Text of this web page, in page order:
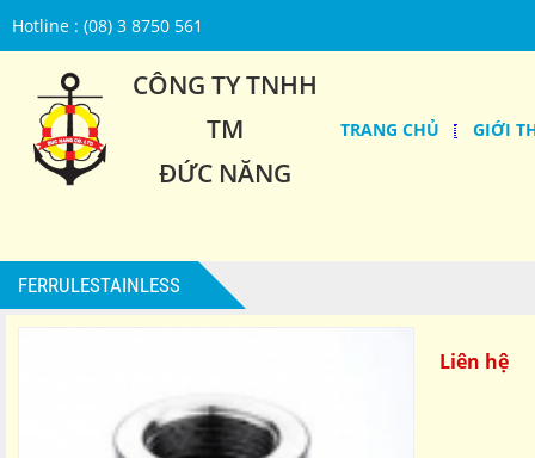
Hotline : (08) 3 8750 561
CÔNG TY TNHH
TM
ĐỨC NĂNG
TRANG CHỦ GIỚI
FERRULESTAINLESS
Liên hệ